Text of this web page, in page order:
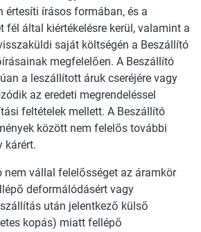
értesíti írásos formában, és a
fél által kiértékelésre kerül, valamint a
saját költségén a Beszállító
megfelelően. A Beszállító
a leszállított áruk cseréjére vagy
az eredeti megrendeléssel
feltételek mellett. A Beszállító
között nem felelős további
kárért.
nem vállal felelősséget az áramkör
deformálódásért vagy
után jelentkező külső
kopás) miatt fellépő